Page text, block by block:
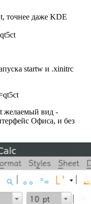
точнее даже KDE
startw и .xinitrc
желаемый вид -
Офиса, и без